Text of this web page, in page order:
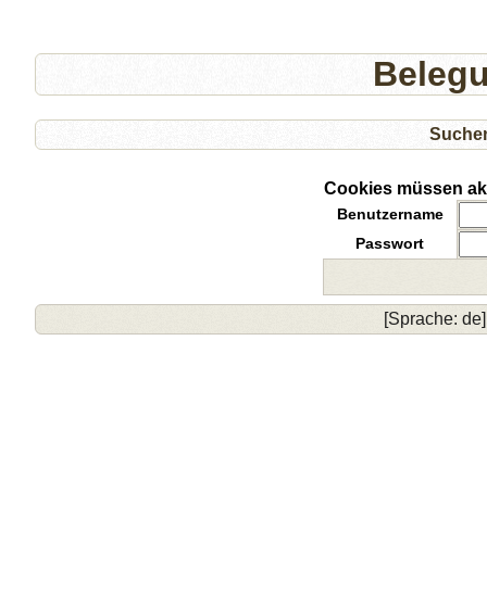
Cookies müssen
Benutzername
Passwort
[Sprache: